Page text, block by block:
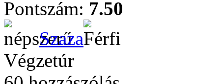
Pontszám: 7.50
Szaza
Végzetúr